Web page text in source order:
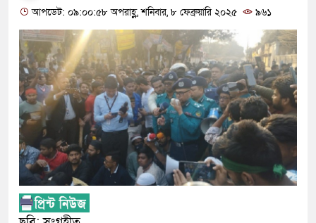
আপডেট: ০৯:০০:৫৮ অপরাহ্ণ, শনিবার, ৮ ফেব্রুয়ারি ২০২৫
৯৬১